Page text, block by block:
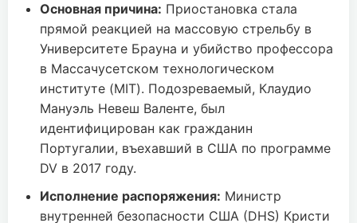
Основная причина: Приостановка стала
прямой реакцией на массовую стрельбу в
Университете Брауна и убийство профессора
в Массачусетском технологическом
институте (MIT). Подозреваемый, Клаудио
Мануэль Невеш Валенте, был
идентифицирован как гражданин
Португалии, въехавший в США по программе
DV в 2017 году.
Исполнение распоряжения: Министр
внутренней безопасности США (DHS) Кристи